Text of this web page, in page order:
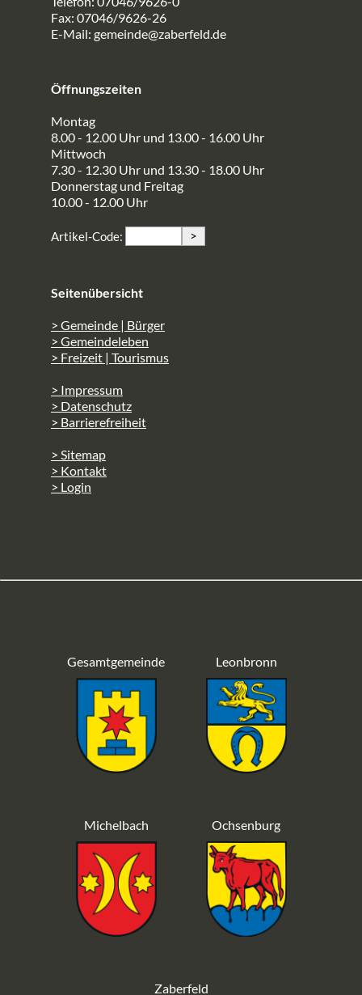
Fax: 07046/9626-26
E-Mail: gemeinde@zaberfeld.de
Öffnungszeiten
Montag
8.00 - 12.00 Uhr und 13.00 - 16.00 Uhr
Mittwoch
7.30 - 12.30 Uhr und 13.30 - 18.00 Uhr
Donnerstag und Freitag
10.00 - 12.00 Uhr
Artikel-Code: >
Seitenübersicht
> Gemeinde | Bürger
> Gemeindeleben
> Freizeit | Tourismus
> Impressum
> Datenschutz
> Barrierefreiheit
> Sitemap
> Kontakt
> Login
Gesamtgemeinde Leonbronn
Michelbach Ochsenburg
Zaberfeld